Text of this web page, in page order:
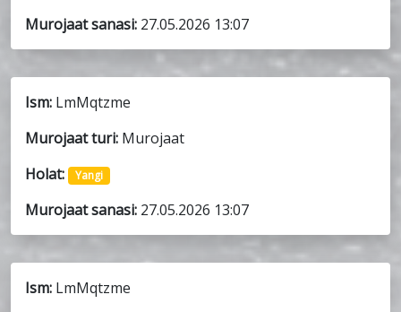
Murojaat sanasi: 27.05.2026 13:07
Ism: LmMqtzme
Murojaat turi: Murojaat
Holat:
Yangi
Murojaat sanasi: 27.05.2026 13:07
Ism: LmMqtzme